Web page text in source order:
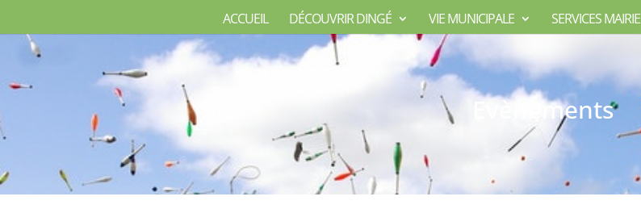
ACCUEIL DÉCOUVRIR DINGÉ VIE MUNICIPALE SERVICES MAIRIE
Evènements